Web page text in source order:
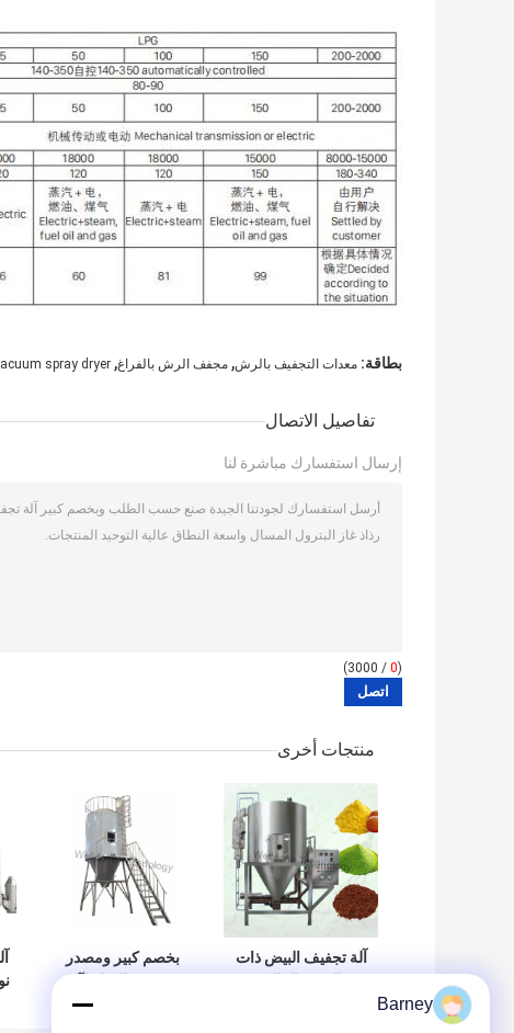
بطاقة: معدات التجفيف بالرش, مجفف الرش بالفراغ,
spray dryer
تفاصيل الاتصال
إرسال استفسارك مباشرة لنا
(
0
/ 3000)
منتجات أخرى
آلة تجفيف البيض ذات
بخصم كبير ومصدر
تسخين بالبخار لآلة
التجفيف بالرذاذ عالي
Barney